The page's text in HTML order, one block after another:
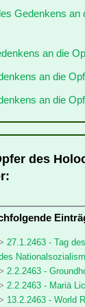
Gedenkens
an die
an die
an die
des
27.1.2463 - Tag
2.2.2463 -
2.2.2463 - Mariä
13.2.2463 - World